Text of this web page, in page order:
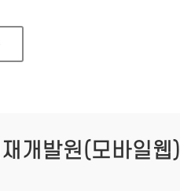
개발원(모바일웹)